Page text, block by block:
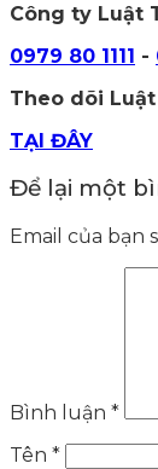
Công ty Luật
0979 80 1111 -
Theo dõi
TẠI ĐÂY
Để lại một
Email của bạn
Bình luận *
Tên *